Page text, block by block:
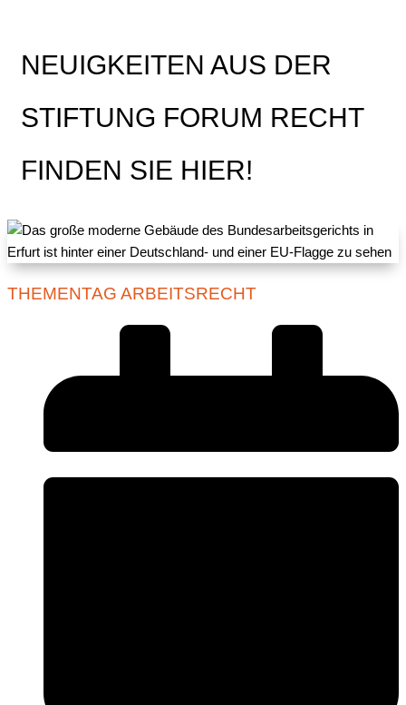
NEUIGKEITEN AUS DER
STIFTUNG FORUM RECHT
FINDEN SIE HIER!
THEMENTAG ARBEITSRECHT